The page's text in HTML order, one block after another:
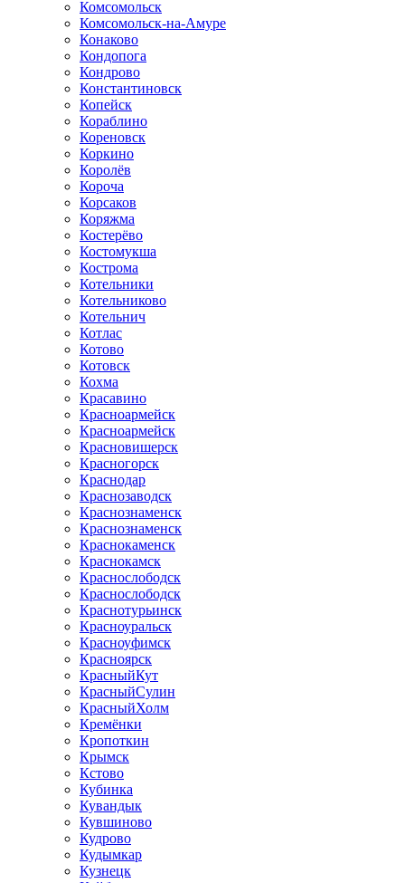
Комсомольск
Комсомольск-на-Амуре
Конаково
Кондопога
Кондрово
Константиновск
Копейск
Кораблино
Кореновск
Коркино
Королёв
Короча
Корсаков
Коряжма
Костерёво
Костомукша
Кострома
Котельники
Котельниково
Котельнич
Котлас
Котово
Котовск
Кохма
Красавино
Красноармейск
Красноармейск
Красновишерск
Красногорск
Краснодар
Краснозаводск
Краснознаменск
Краснознаменск
Краснокаменск
Краснокамск
Краснослободск
Краснослободск
Краснотурьинск
Красноуральск
Красноуфимск
Красноярск
КрасныйКут
КрасныйСулин
КрасныйХолм
Кремёнки
Кропоткин
Крымск
Кстово
Кубинка
Кувандык
Кувшиново
Кудрово
Кудымкар
Кузнецк